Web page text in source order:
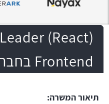
(React)
Frontend בחברת סטארט-אפ
תיאור המשרה: